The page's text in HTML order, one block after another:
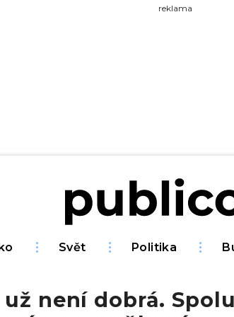
reklama
Svět Politika
už není dobrá.
na Publiku